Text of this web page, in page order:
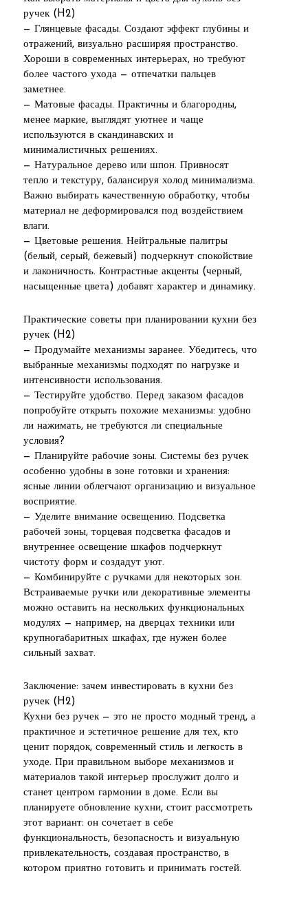
ручек (H2)
— Глянцевые фасады. Создают эффект глубины и
отражений, визуально расширяя пространство.
Хороши в современных интерьерах, но требуют
более частого ухода — отпечатки пальцев
заметнее.
— Матовые фасады. Практичны и благородны,
менее маркие, выглядят уютнее и чаще
используются в скандинавских и
минималистичных решениях.
— Натуральное дерево или шпон. Привносят
тепло и текстуру, балансируя холод минимализма.
Важно выбирать качественную обработку, чтобы
материал не деформировался под воздействием
влаги.
— Цветовые решения. Нейтральные палитры
(белый, серый, бежевый) подчеркнут спокойствие
и лаконичность. Контрастные акценты (черный,
насыщенные цвета) добавят характер и динамику.
Практические советы при планировании кухни без
ручек (H2)
— Продумайте механизмы заранее. Убедитесь, что
выбранные механизмы подходят по нагрузке и
интенсивности использования.
— Тестируйте удобство. Перед заказом фасадов
попробуйте открыть похожие механизмы: удобно
ли нажимать, не требуются ли специальные
условия?
— Планируйте рабочие зоны. Системы без ручек
особенно удобны в зоне готовки и хранения:
ясные линии облегчают организацию и визуальное
восприятие.
— Уделите внимание освещению. Подсветка
рабочей зоны, торцевая подсветка фасадов и
внутреннее освещение шкафов подчеркнут
чистоту форм и создадут уют.
— Комбинируйте с ручками для некоторых зон.
Встраиваемые ручки или декоративные элементы
можно оставить на нескольких функциональных
модулях — например, на дверцах техники или
крупногабаритных шкафах, где нужен более
сильный захват.
Заключение: зачем инвестировать в кухни без
ручек (H2)
Кухни без ручек — это не просто модный тренд, а
практичное и эстетичное решение для тех, кто
ценит порядок, современный стиль и легкость в
уходе. При правильном выборе механизмов и
материалов такой интерьер прослужит долго и
станет центром гармонии в доме. Если вы
планируете обновление кухни, стоит рассмотреть
этот вариант: он сочетает в себе
функциональность, безопасность и визуальную
привлекательность, создавая пространство, в
котором приятно готовить и принимать гостей.